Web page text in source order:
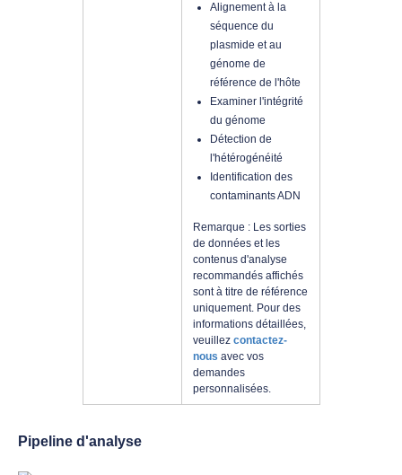
Alignement à la
séquence du
plasmide et au
génome de
référence de l'hôte
Examiner l'intégrité
du génome
Détection de
l'hétérogénéité
Identification des
contaminants ADN
Remarque : Les sorties
de données et les
contenus d'analyse
recommandés affichés
sont à titre de référence
uniquement. Pour des
informations détaillées,
veuillez contactez-
nous avec vos
demandes
personnalisées.
Pipeline d'analyse